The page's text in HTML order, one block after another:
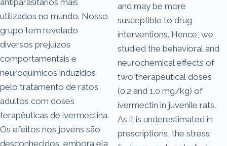
utilizados no mundo. Nosso
grupo tem revelado
diversos prejuízos
comportamentais e
neuroquímicos induzidos
pelo tratamento de ratos
adultos com doses
terapêuticas de ivermectina.
Os efeitos nos jovens são
desconhecidos, embora ela
and may be more
susceptible to drug
interventions. Hence, we
studied the behavioral and
neurochemical effects of
two therapeutical doses
(0.2 and 1.0 mg/kg) of
ivermectin in juvenile rats.
As it is underestimated in
prescriptions, the stress